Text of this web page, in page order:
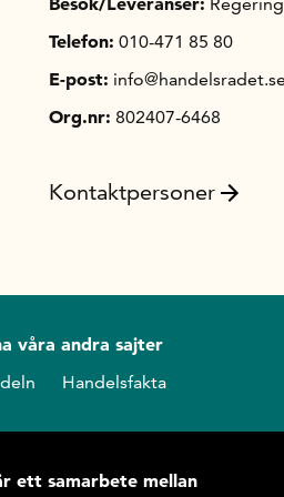
Telefon: 010-471 85 80
E-post: info@handelsradet.se
Org.nr: 802407-6468
Kontaktpersoner
våra andra sajter
Handelsfakta
ett samarbete mellan